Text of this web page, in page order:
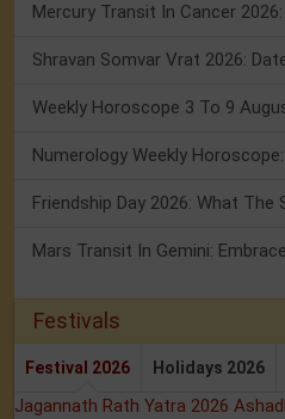
Festivals
Festival 2026 Holidays 2026
Jagannath Rath Yatra 2026